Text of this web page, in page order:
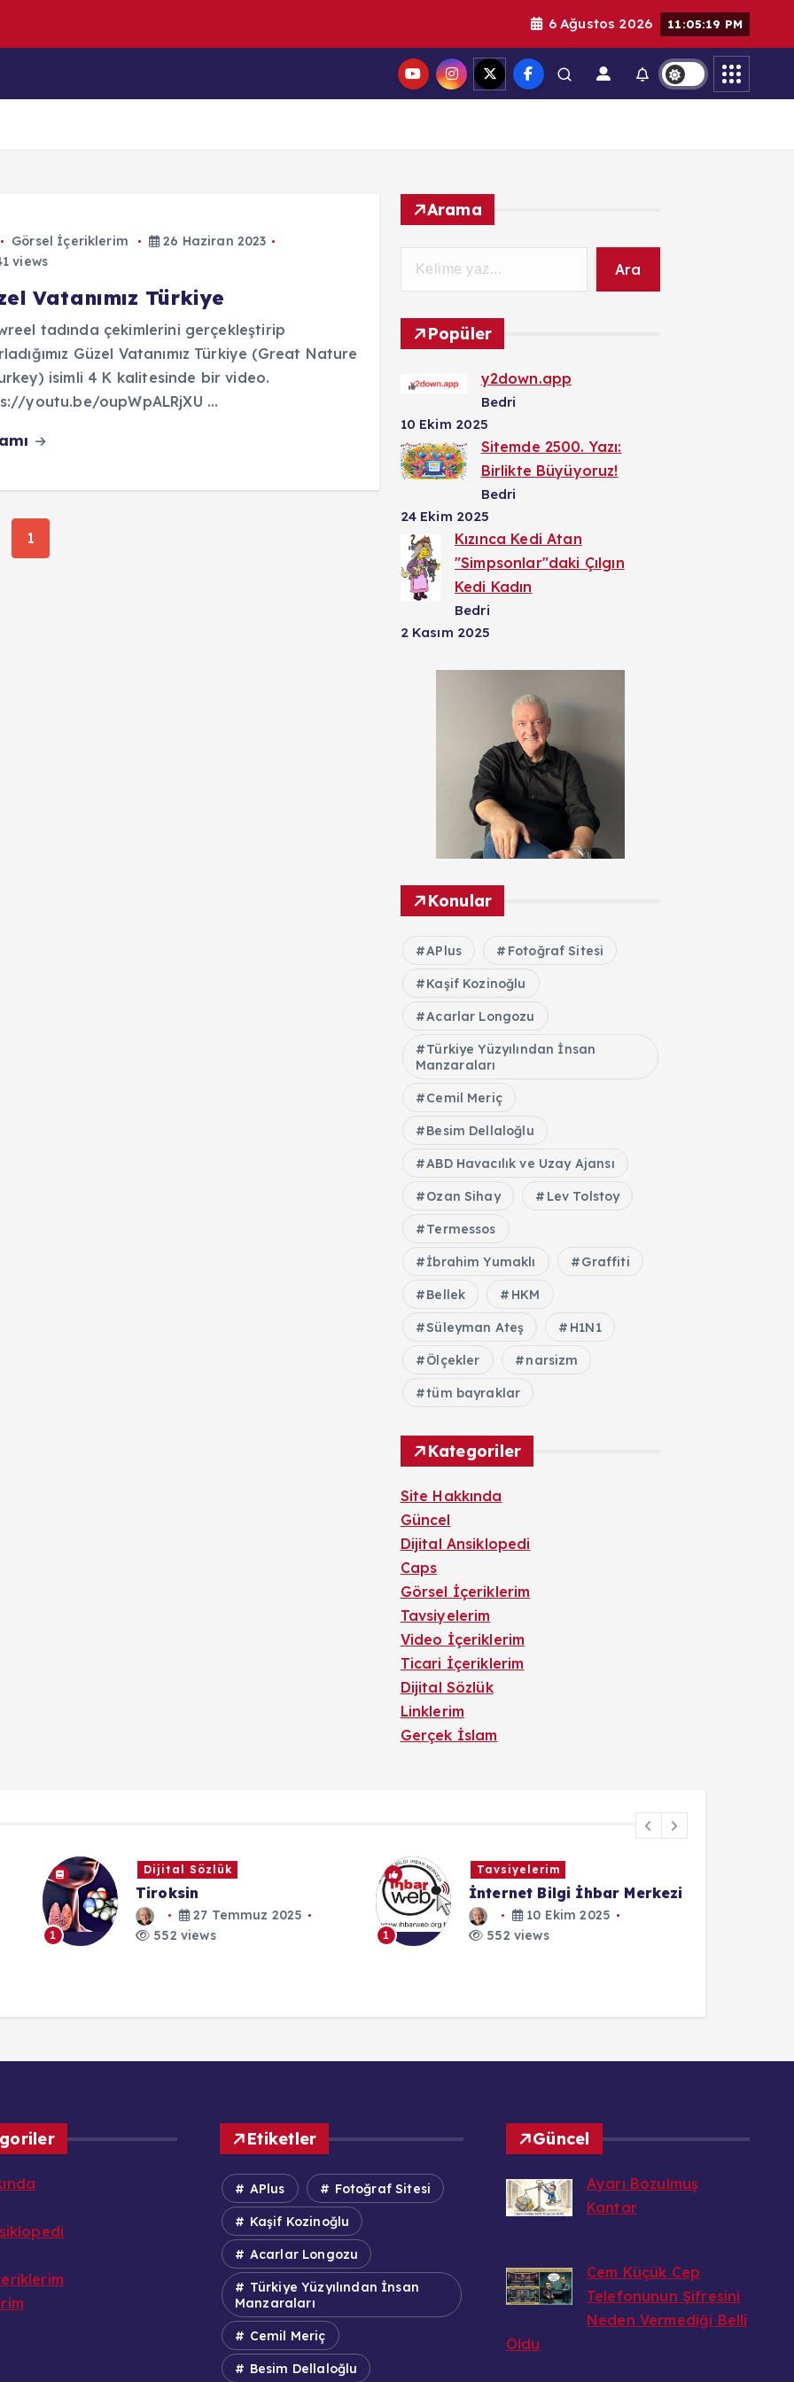
6 Ağustos 2026 11:05:20 PM
Görsel İçeriklerim
26 Haziran 2023
views
Vatanımız Türkiye
tadında çekimlerini gerçekleştirip
Güzel Vatanımız Türkiye (Great Nature
isimli 4 K kalitesinde bir video.
youtu.be/oupWpALRjXU ...
1
Arama
Ara
Popüler
y2down.app
Bedri
10 Ekim 2025
Sitemde 2500. Yazı:
Birlikte Büyüyoruz!
Bedri
24 Ekim 2025
Kızınca Kedi Atan
"Simpsonlar"daki Çılgın
Kedi Kadın
Bedri
2 Kasım 2025
Konular
APlus Fotoğraf Sitesi
Kaşif Kozinoğlu
Acarlar Longozu
Türkiye Yüzyılından İnsan
Manzaraları
Cemil Meriç
Besim Dellaloğlu
ABD Havacılık ve Uzay Ajansı
Ozan Sihay Lev Tolstoy
Termessos
İbrahim Yumaklı Graffiti
Bellek HKM
Süleyman Ateş H1N1
Ölçekler narsizm
tüm bayraklar
Kategoriler
Site Hakkında
Güncel
Dijital Ansiklopedi
Caps
Görsel İçeriklerim
Tavsiyelerim
Video İçeriklerim
Ticari İçeriklerim
Dijital Sözlük
Linklerim
Gerçek İslam
1
Dijital Sözlük
Tiroksin
27 Temmuz 2025
552 views
1
Tavsiyelerim
İnternet Bilgi İhbar Merkezi
10 Ekim 2025
552 views
Etiketler
APlus Fotoğraf Sitesi
Kaşif Kozinoğlu
Acarlar Longozu
Türkiye Yüzyılından İnsan
Manzaraları
Cemil Meriç
Besim Dellaloğlu
Güncel
Ayarı Bozulmuş
Kantar
Cem Küçük Cep
Telefonunun Şifresini
Neden Vermediği Belli
Oldu